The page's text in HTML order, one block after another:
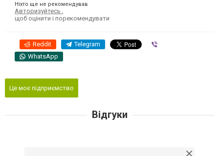
Ніхто ще не рекомендував
Авторизуйтесь
щоб оцінити і порекомендувати
Reddit Telegram
WhatsApp
Це моє підприємство
Відгуки